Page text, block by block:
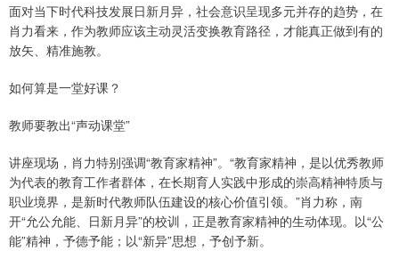
面对当下时代科技发展日新月异，社会意识呈现多元并存的趋势，在
肖力看来，作为教师应该主动灵活变换教育路径，才能真正做到有的
放矢、精准施教。
如何算是一堂好课？
教师要教出“声动课堂”
讲座现场，肖力特别强调“教育家精神”。“教育家精神，是以优秀教师
为代表的教育工作者群体，在长期育人实践中形成的崇高精神特质与
职业境界，是新时代教师队伍建设的核心价值引领。”肖力称，南
开“允公允能、日新月异”的校训，正是教育家精神的生动体现。以“公
能”精神，予德予能；以“新异”思想，予创予新。